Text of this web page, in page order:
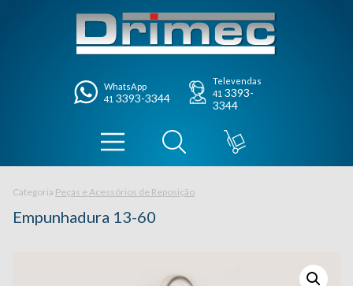
WhatsApp
41 3393-3344
Televendas
41 3393-
3344
Categoria Peças e Acessórios de Reposição
Empunhadura 13-60